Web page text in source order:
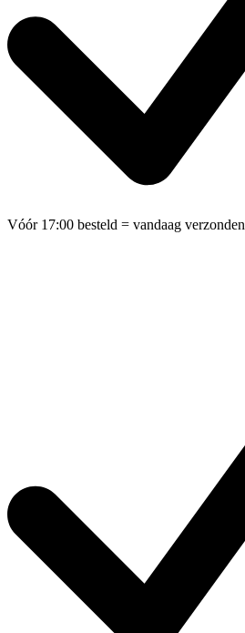
Vóór 17:00 besteld = vandaag verzonden